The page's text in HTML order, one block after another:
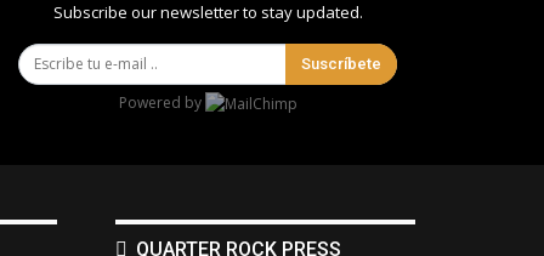
Subscribe our newsletter to stay updated.
Suscríbete
Powered by
QUARTER ROCK PRESS